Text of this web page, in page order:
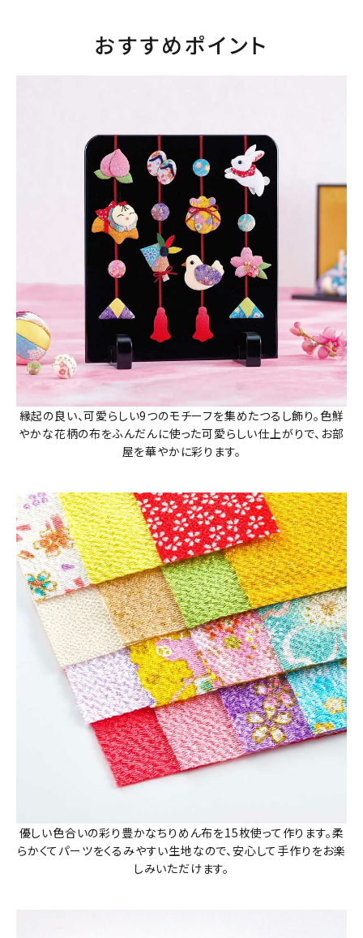
おすすめポイント
縁起の良い、可愛らしい9つのモチーフを集めたつるし飾り。色鮮
やかな花柄の布をふんだんに使った可愛らしい仕上がりで、お部
屋を華やかに彩ります。
優しい色合いの彩り豊かなちりめん布を15枚使って作ります。柔
らかくてパーツをくるみやすい生地なので、安心して手作りをお楽
しみいただけます。